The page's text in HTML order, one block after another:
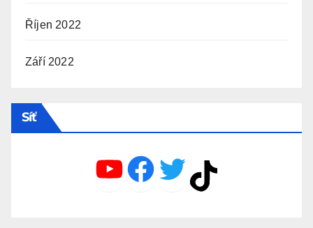
Říjen 2022
Září 2022
Síť
YouTube
Facebook
TwitterTikTok